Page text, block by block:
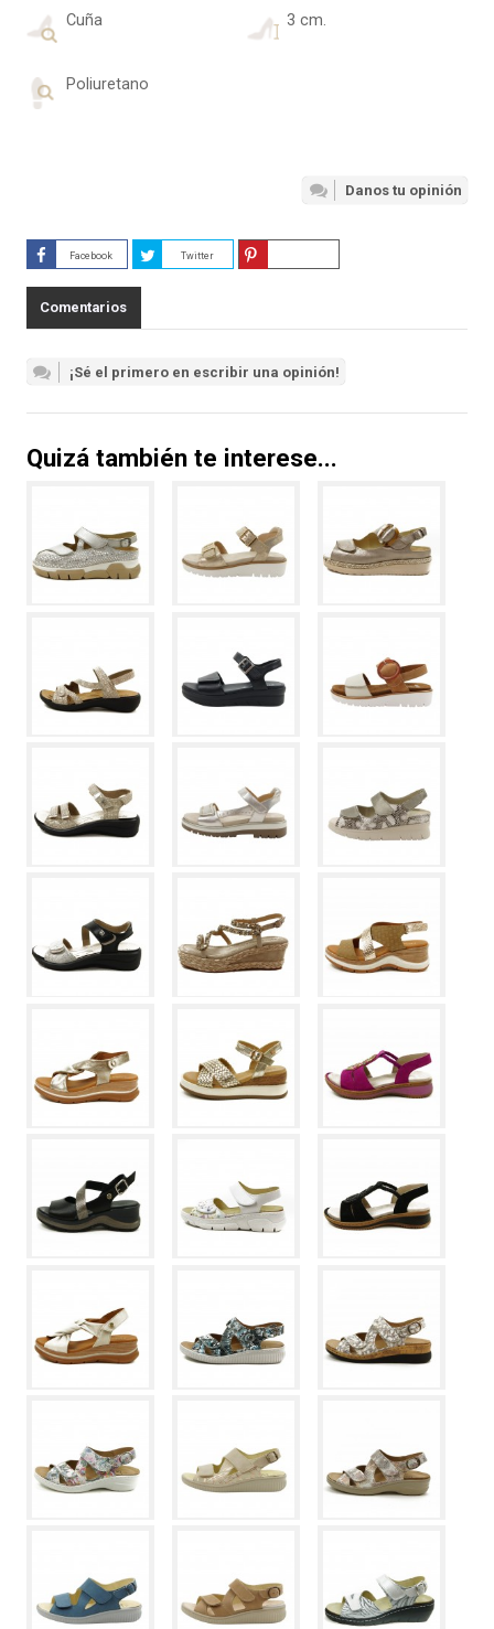
Cuña 3 cm.
Poliuretano
Danos tu opinión
Facebook Twitter
Comentarios
¡Sé el primero en escribir una opinión!
Quizá también te interese...